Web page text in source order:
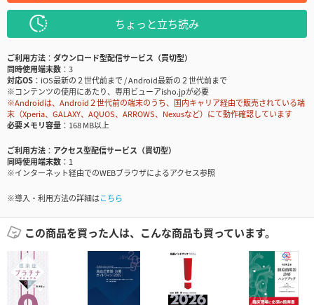
ちょっと立ち読み
ご利用方法
ダウンロード型配信サービス（買切型）
同時使用端末数
3
対応OS
iOS最新の２世代前まで / Android最新の２世代前まで
※コンテンツの使用にあたり、専用ビューアisho.jpが必要
※Androidは、Android２世代前の端末のうち、国内キャリア経由で販売されている端
末（Xperia、GALAXY、AQUOS、ARROWS、Nexusなど）にて動作確認しています
必要メモリ容量
168 MB以上
ご利用方法
アクセス型配信サービス（買切型）
同時使用端末数
1
※インターネット経由でのWEBブラウザによるアクセス参照
※導入・利用方法の詳細はこちら
この商品を買った人は、こんな商品も買っています。